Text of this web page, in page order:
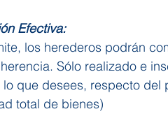
Efectiva:
los herederos podrán
Sólo realizado e
lo que desees, respecto
total de bienes)